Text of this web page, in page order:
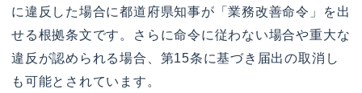
に違反した場合に都道府県知事が「業務改善命令」を出
せる根拠条文です。さらに命令に従わない場合や重大な
違反が認められる場合、第15条に基づき届出の取消し
も可能とされています。